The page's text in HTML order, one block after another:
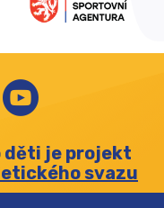
je projekt
svazu